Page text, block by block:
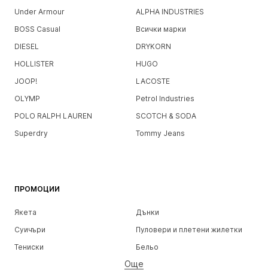
Under Armour
ALPHA INDUSTRIES
BOSS Casual
Всички марки
DIESEL
DRYKORN
HOLLISTER
HUGO
JOOP!
LACOSTE
OLYMP
Petrol Industries
POLO RALPH LAUREN
SCOTCH & SODA
Superdry
Tommy Jeans
ПРОМОЦИИ
Якета
Дънки
Суичъри
Пуловери и плетени жилетки
Тениски
Бельо
Ризи
Още